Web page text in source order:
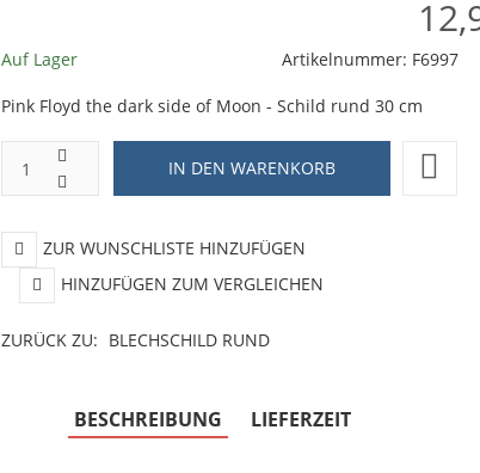
Auf Lager Artikelnummer: F6997
Pink Floyd the dark side of Moon - Schild rund 30 cm
ZUR WUNSCHLISTE HINZUFÜGEN
HINZUFÜGEN ZUM VERGLEICHEN
ZURÜCK ZU: BLECHSCHILD RUND
BESCHREIBUNG LIEFERZEIT